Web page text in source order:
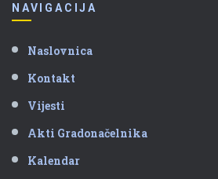
NAVIGACIJA
Naslovnica
Kontakt
Vijesti
Akti Gradonačelnika
Kalendar